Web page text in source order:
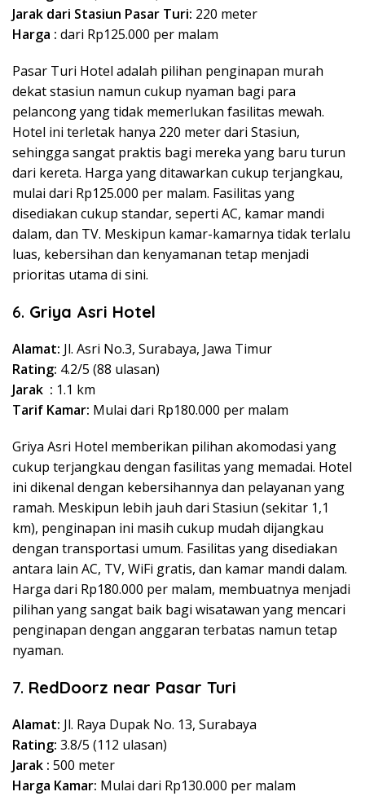
Jarak dari Stasiun Pasar Turi: 220 meter
Harga : dari Rp125.000 per malam
Pasar Turi Hotel adalah pilihan penginapan murah
dekat stasiun namun cukup nyaman bagi para
pelancong yang tidak memerlukan fasilitas mewah.
Hotel ini terletak hanya 220 meter dari Stasiun,
sehingga sangat praktis bagi mereka yang baru turun
dari kereta. Harga yang ditawarkan cukup terjangkau,
mulai dari Rp125.000 per malam. Fasilitas yang
disediakan cukup standar, seperti AC, kamar mandi
dalam, dan TV. Meskipun kamar-kamarnya tidak terlalu
luas, kebersihan dan kenyamanan tetap menjadi
prioritas utama di sini.
6. Griya Asri Hotel
Alamat: Jl. Asri No.3, Surabaya, Jawa Timur
Rating: 4.2/5 (88 ulasan)
Jarak : 1.1 km
Tarif Kamar: Mulai dari Rp180.000 per malam
Griya Asri Hotel memberikan pilihan akomodasi yang
cukup terjangkau dengan fasilitas yang memadai. Hotel
ini dikenal dengan kebersihannya dan pelayanan yang
ramah. Meskipun lebih jauh dari Stasiun (sekitar 1,1
km), penginapan ini masih cukup mudah dijangkau
dengan transportasi umum. Fasilitas yang disediakan
antara lain AC, TV, WiFi gratis, dan kamar mandi dalam.
Harga dari Rp180.000 per malam, membuatnya menjadi
pilihan yang sangat baik bagi wisatawan yang mencari
penginapan dengan anggaran terbatas namun tetap
nyaman.
7. RedDoorz near Pasar Turi
Alamat: Jl. Raya Dupak No. 13, Surabaya
Rating: 3.8/5 (112 ulasan)
Jarak : 500 meter
Harga Kamar: Mulai dari Rp130.000 per malam